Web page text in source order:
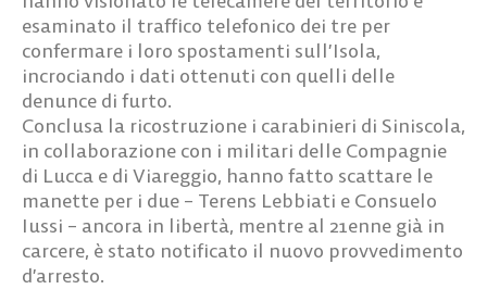
esaminato il traffico telefonico dei tre per
confermare i loro spostamenti sull’Isola,
incrociando i dati ottenuti con quelli delle
denunce di furto.
Conclusa la ricostruzione i carabinieri di Siniscola,
in collaborazione con i militari delle Compagnie
di Lucca e di Viareggio, hanno fatto scattare le
manette per i due – Terens Lebbiati e Consuelo
Iussi – ancora in libertà, mentre al 21enne già in
carcere, è stato notificato il nuovo provvedimento
d’arresto.